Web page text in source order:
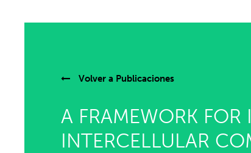
Volver a Publicaciones
A FRAMEWORK
INTERCELLULAR